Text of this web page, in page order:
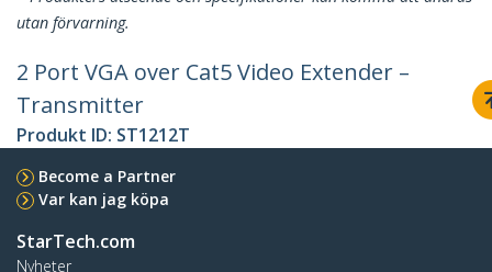
utan förvarning.
2 Port VGA over Cat5 Video Extender –
Transmitter
Produkt ID: ST1212T
Become a Partner
Var kan jag köpa
StarTech.com
Nyheter